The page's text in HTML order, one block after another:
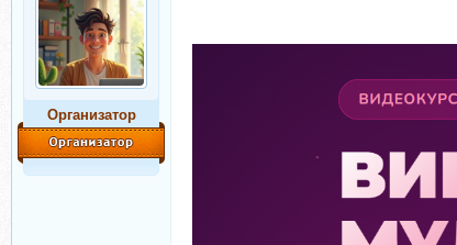
Организатор